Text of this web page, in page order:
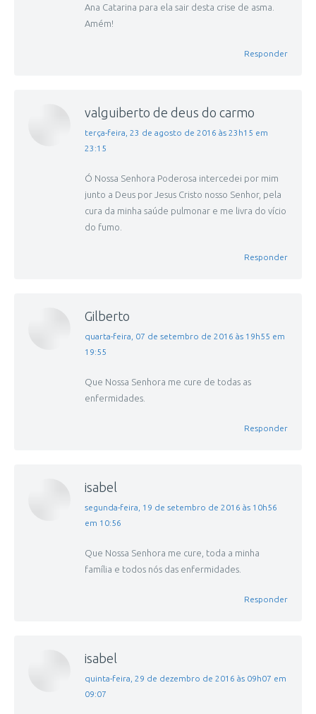
Ana Catarina para ela sair desta crise de asma.
Amém!
Responder
valguiberto de deus do carmo
disse:
terça-feira, 23 de agosto de 2016 às 23h15 em
23:15
Ó Nossa Senhora Poderosa intercedei por mim
junto a Deus por Jesus Cristo nosso Senhor, pela
cura da minha saúde pulmonar e me livra do vício
do fumo.
Responder
Gilberto
disse:
quarta-feira, 07 de setembro de 2016 às 19h55 em
19:55
Que Nossa Senhora me cure de todas as
enfermidades.
Responder
isabel
disse:
segunda-feira, 19 de setembro de 2016 às 10h56
em 10:56
Que Nossa Senhora me cure, toda a minha
família e todos nós das enfermidades.
Responder
isabel
disse:
quinta-feira, 29 de dezembro de 2016 às 09h07 em
09:07